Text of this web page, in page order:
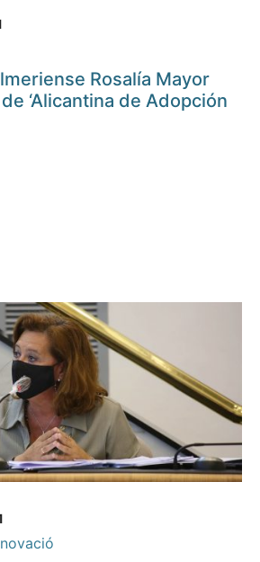
Rosalía Mayor
‘Alicantina de Adopción